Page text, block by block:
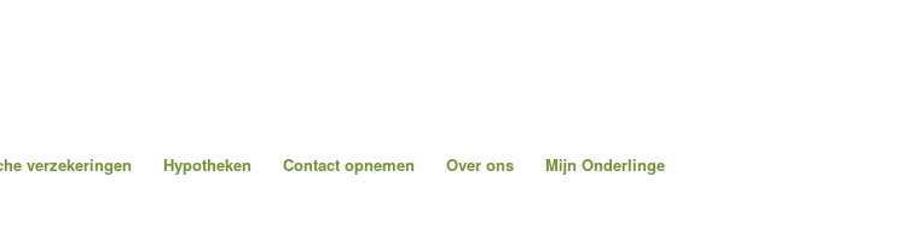
verzekeringen Hypotheken Contact opnemen Over ons Mijn Onderlinge